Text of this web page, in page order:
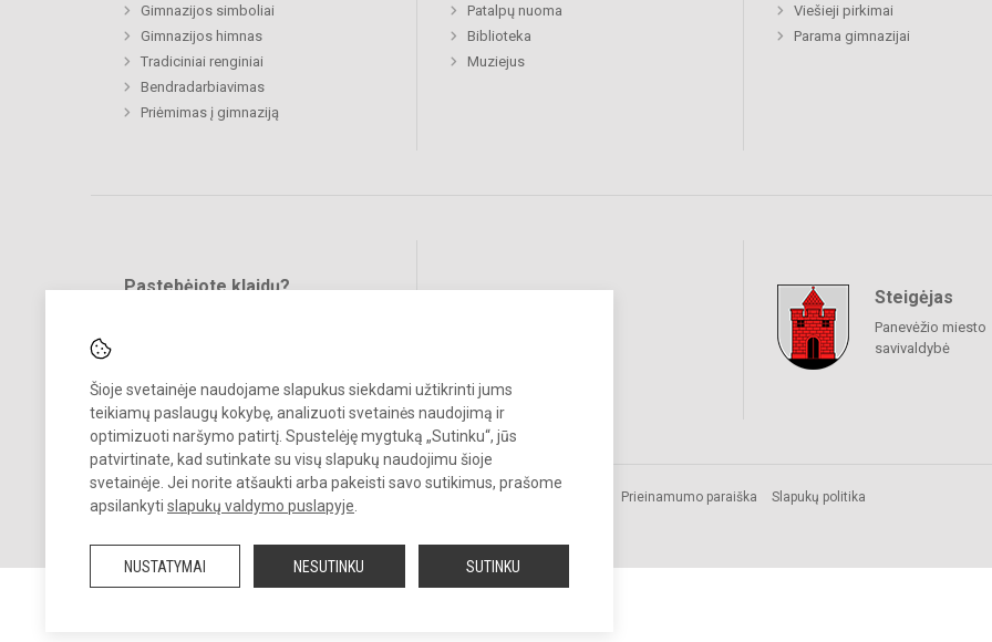
Šioje svetainėje naudojame slapukus siekdami užtikrinti jums
teikiamų paslaugų kokybę, analizuoti svetainės naudojimą ir
optimizuoti naršymo patirtį. Spustelėję mygtuką „Sutinku“, jūs
patvirtinate, kad sutinkate su visų slapukų naudojimu šioje
svetainėje. Jei norite atšaukti arba pakeisti savo sutikimus, prašome
apsilankyti slapukų valdymo puslapyje
NUSTATYMAI NESUTINKU SUTINKU
Gimnazijos simboliai
Gimnazijos himnas
Tradiciniai renginiai
Bendradarbiavimas
Priėmimas į gimnaziją
Patalpų nuoma
Biblioteka
Muziejus
Viešieji pirkimai
Parama gimnazijai
Pastebėjote klaidų?
Steigėjas
Panevėžio miesto
savivaldybė
© 2026. Panevėžio Juozo Balčikonio gimnazija. Visos teisės saugomos.
Kopijuoti turinį be raštiško gimnazijos sutikimo griežtai draudžiama.
Prieinamumo paraiška Slapukų politika